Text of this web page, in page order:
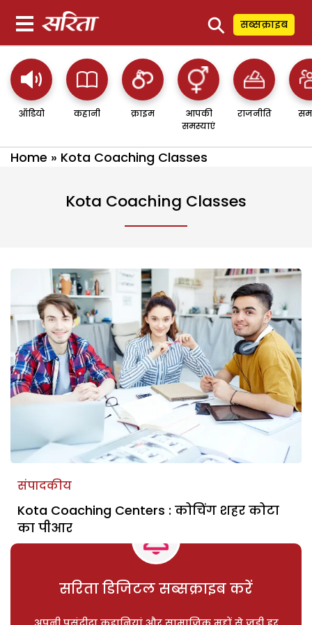
⚲ सब्सक्राइब
ऑडियो कहानी क्राइम
आपकी
समस्याएं
राजनीति
Home » Kota Coaching Classes
Kota Coaching Classes
संपादकीय
Kota Coaching Centers : कोचिंग शहर कोटा
का पीआर
सरिता डिजिटल सब्सक्राइब करें